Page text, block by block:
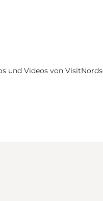
und Videos von